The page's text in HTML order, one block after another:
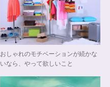
おしゃれのモチベーションが続かな
いなら、やって欲しいこと